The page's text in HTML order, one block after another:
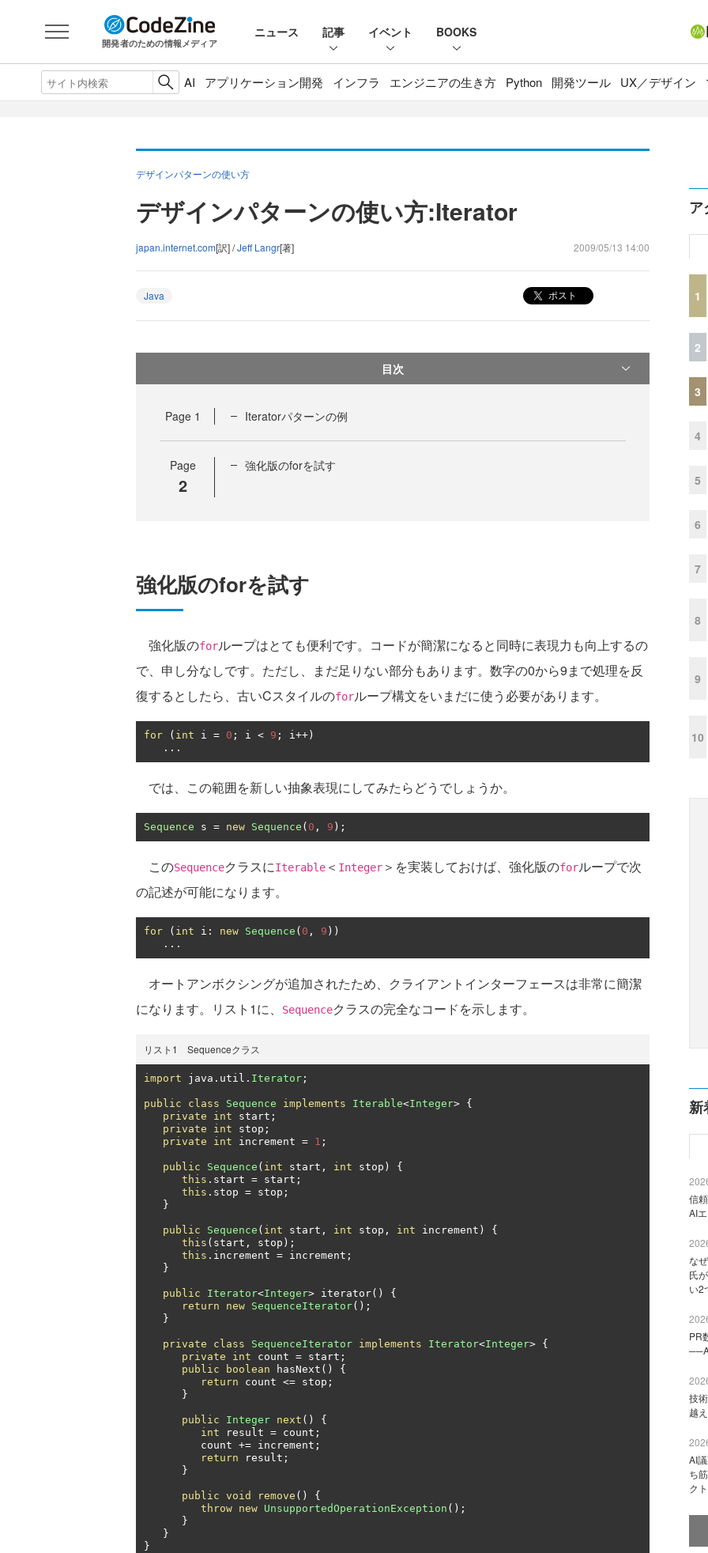
開発者のための情報メディア
ニュース 記事 イベント BOOKS
AI アプリケーション開発 インフラ エンジニアの生き方 Python 開発ツール UX／デザイン
デザインパターンの使い方
デザインパターンの使い方:Iterator
japan.internet.com[訳] /Jeff Langr[著] 2009/05/13 14:00
Java ポスト
目次
Page 1 Iteratorパターンの例
Page
2
強化版のforを試す
強化版のforを試す
強化版のforループはとても便利です。コードが簡潔になると同時に表現力も向上するの
で、申し分なしです。ただし、まだ足りない部分もあります。数字の0から9まで処理を反
復するとしたら、古いCスタイルのforループ構文をいまだに使う必要があります。
for ( int i = 0 ; i < 9 ; i++)
...
では、この範囲を新しい抽象表現にしてみたらどうでしょうか。
Sequence s = new Sequence ( 0 , 9 );
このSequenceクラスにIterable ＜ Integer ＞を実装しておけば、強化版のforループで次
の記述が可能になります。
for ( int i : new Sequence ( 0 , 9 ))
...
オートアンボクシングが追加されたため、クライアントインターフェースは非常に簡潔
になります。リスト1に、
Sequenceクラスの完全なコードを示します。
リスト1 Sequenceクラス
import java . util . Iterator ;
public class Sequence implements Iterable<Integer> {
private
int start ;
private
int stop ;
private
int increment = 1 ;
public Sequence ( int start , int stop )
{
this . start = start ;
this . stop = stop ;
}
public Sequence ( int start , int stop , int increment )
{
this ( start , stop );
this . increment = increment ;
}
public Iterator<Integer> iterator()
{
return
new SequenceIterator();
}
private class SequenceIterator implements Iterator<Integer> {
private
int count = start ;
public
boolean hasNext ()
{
return count <= stop ;
}
public Integer next ()
{
int result = count ;
         count
+= increment ;
return result ;
}
public void remove ()
{
throw new UnsupportedOperationException ();
}
}
}
ア
1
2
3
4
5
6
7
8
9
10
新
信
AI
な
氏
い2
PR
技
越
AI
ち
ク